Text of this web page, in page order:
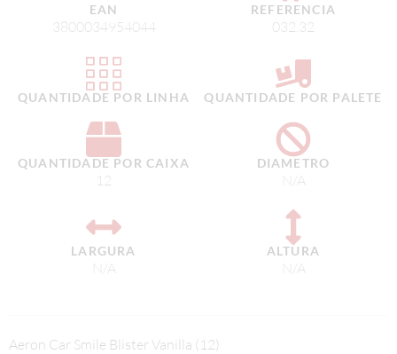
EAN
3800034954044
QUANTIDADE POR LINHA
QUANTIDADE POR CAIXA
12
LARGURA
N/A
REFERENCIA
032.32
QUANTIDADE POR PALETE
DIAMETRO
N/A
ALTURA
N/A
Aeron Car Smile Blister Vanilla (12)